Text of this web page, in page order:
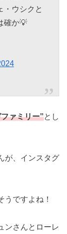
・ウシクと
確か💡
ァミリー”とし
が、インスタグ
うですよね！
ンさんとローレ